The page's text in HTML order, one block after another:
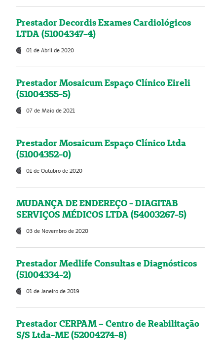
Prestador Decordis Exames Cardiológicos
LTDA (51004347-4)
01 de Abril de 2020
Prestador Mosaicum Espaço Clínico Eireli
(51004355-5)
07 de Maio de 2021
Prestador Mosaicum Espaço Clínico Ltda
(51004352-0)
01 de Outubro de 2020
MUDANÇA DE ENDEREÇO - DIAGITAB
SERVIÇOS MÉDICOS LTDA (54003267-5)
03 de Novembro de 2020
Prestador Medlife Consultas e Diagnósticos
(51004334-2)
01 de Janeiro de 2019
Prestador CERPAM – Centro de Reabilitação
S/S Ltda-ME (52004274-8)